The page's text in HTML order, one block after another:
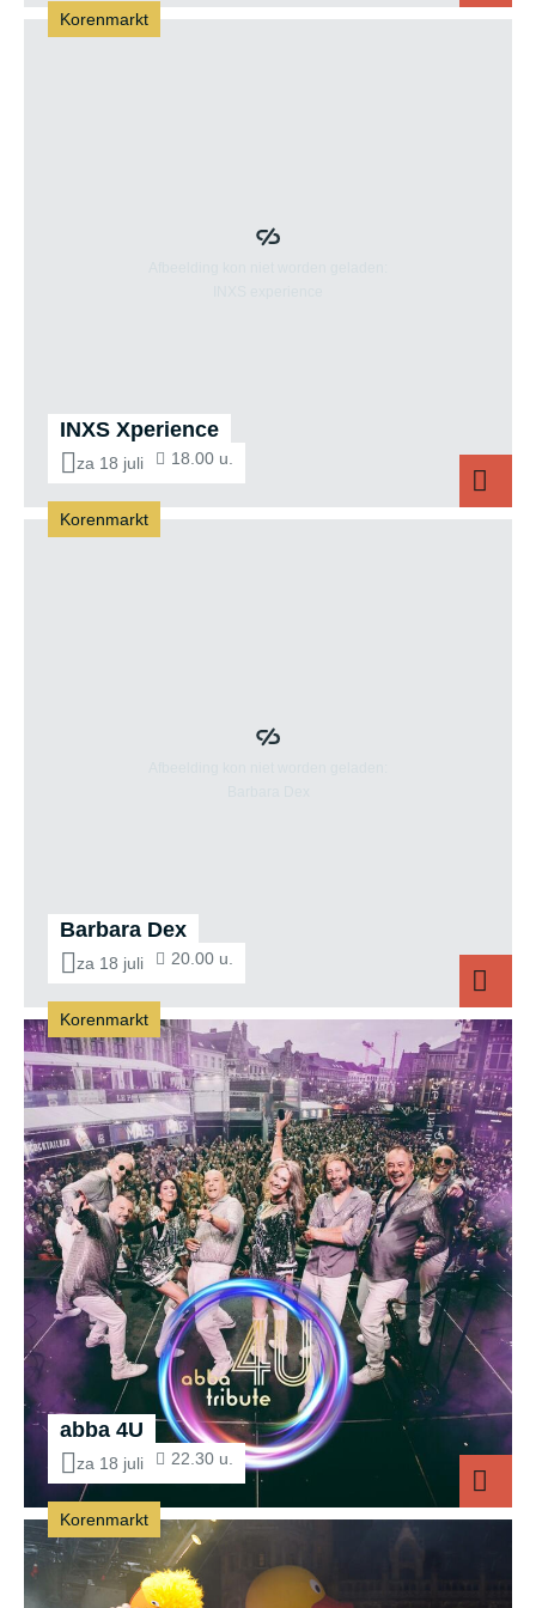
Jeane Flo
INXS Xperience
za 18 juli 18.00 u.
Korenmarkt
INXS Xperience
Barbara Dex
za 18 juli 20.00 u.
Korenmarkt
Barbara Dex
abba 4U
za 18 juli 22.30 u.
Korenmarkt
abba 4U
Korenmarkt